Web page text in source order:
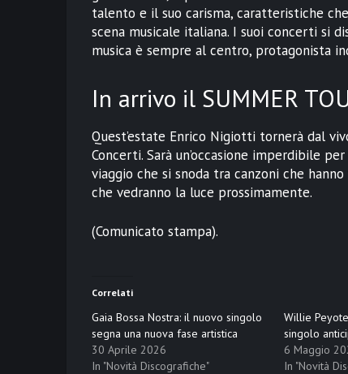
talento e il suo carisma, caratteristiche
scena musicale italiana. I suoi concerti si
musica è sempre al centro, protagonista
In arrivo il SUMMER
Quest’estate Enrico Nigiotti tornerà dal
Concerti. Sarà un’occasione imperdibile
viaggio che si snoda tra canzoni che
che vedranno la luce prossimamente.
(Comunicato stampa).
Correlati
Gaia Bossa Nostra: il nuovo singolo
segna una nuova fase artistica
30 Aprile 2026
In "Novità Discografiche"
Willie
singolo
6 Maggio
In "Novità